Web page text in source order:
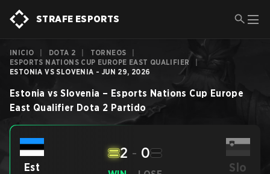
STRAFE ESPORTS
INICIO DOTA 2 TORNEOS
ESPORTS NATIONS CUP EUROPE EAST QUALIFIER
ESTONIA VS SLOVENIA - JUN 29, 2026
Estonia vs Slovenia – Esports Nations Cup Europe
East Qualifier Dota 2 Partido
Est
2 - 0
Slo